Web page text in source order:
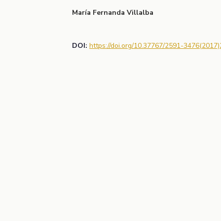
María Fernanda Villalba
DOI: https://doi.org/10.37767/2591-